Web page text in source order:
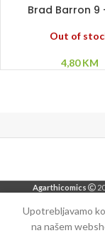
Brad Barron 9
Out of
4,80KM
Agarthicomics
Upotrebljavamo
na našem